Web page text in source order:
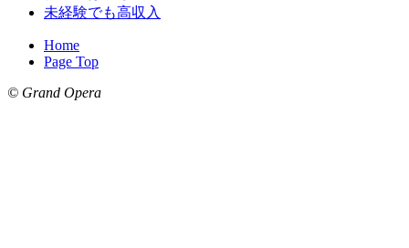
未経験でも高収入
Home
Page Top
© Grand Opera